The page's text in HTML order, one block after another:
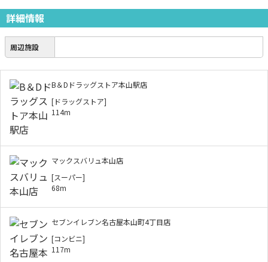
詳細情報
周辺施設
B＆Dドラッグストア本山駅店
[ドラッグストア]
114m
マックスバリュ本山店
[スーパー]
68m
セブンイレブン名古屋本山町4丁目店
[コンビニ]
117m